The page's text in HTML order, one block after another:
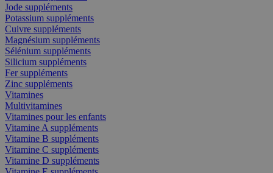
Jode suppléments
Potassium suppléments
Cuivre suppléments
Magnésium suppléments
Sélénium suppléments
Silicium suppléments
Fer suppléments
Zinc suppléments
Vitamines
Multivitamines
Vitamines pour les enfants
Vitamine A suppléments
Vitamine B suppléments
Vitamine C suppléments
Vitamine D suppléments